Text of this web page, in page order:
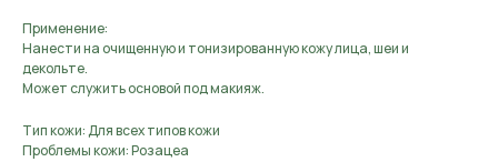
Применение:
Нанести на очищенную и тонизированную кожу лица, шеи и
декольте.
Может служить основой под макияж.
Тип кожи: Для всех типов кожи
Проблемы кожи: Розацеа